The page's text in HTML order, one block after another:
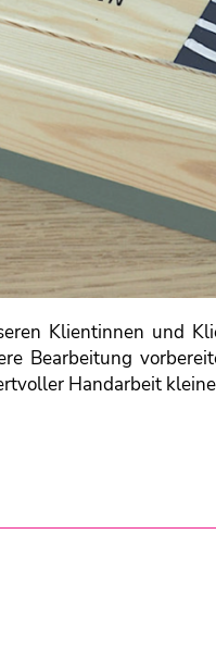
Klientinnen und
Bearbeitung
Handarbeit